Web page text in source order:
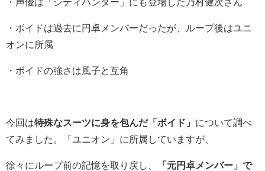
・ボイドは過去に円卓メンバーだったが、ループ後はユニ
オンに所属
・ボイドの強さは風子と互角
今回は特殊なスーツに身を包んだ「ボイド」 について調べ
てみました。「ユニオン」に所属していますが、
徐々にループ前の記憶を取り戻し、
「元円卓メンバー」で